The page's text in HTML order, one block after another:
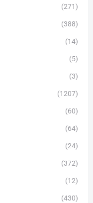
(271)
(388)
(14)
(5)
(3)
(1207)
(60)
(64)
(24)
(372)
(12)
(430)